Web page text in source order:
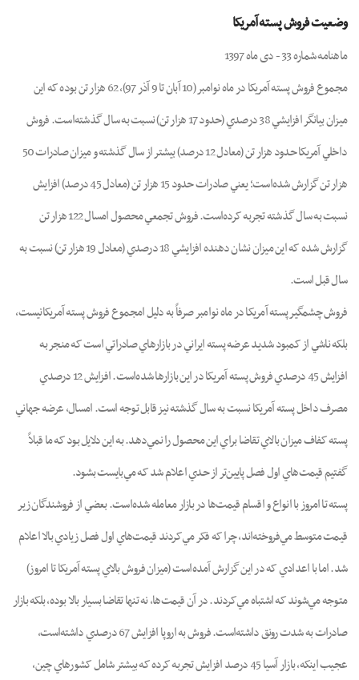
وضعيت فروش پسته آمريکا
ماهنامه شماره 33 - دی ماه 1397
مجموع فروش پسته آمريکا در ماه نوامبر (10 آبان تا 9 آذر 97)، 62 هزار تن بوده که اين
ميزان بيانگر افزايشي 38 درصدي (حدود 17 هزار تن) نسبت به سال گذشته‌است. فروش
داخلي آمريکا حدود هزار تن (معادل 12 درصد) بيشتر از سال گذشته و ميزان صادرات 50
هزار تن گزارش شده‌است؛ يعني صادرات حدود 15 هزار تن (معادل 45 درصد) افزايش
نسبت به سال گذشته تجربه کرده‌است. فروش تجمعي محصول امسال 122 هزار تن
گزارش شده که اين ميزان نشان دهنده افزايشي 18 درصدي (معادل 19 هزار تن) نسبت به
سال قبل است.
فروش چشمگير پسته آمريکا در ماه نوامبر صرفاً به دليل امجموع فروش پسته آمريکانيست،
بلکه ناشي از کمبود شديد عرضه پسته ايراني در بازارهاي صادراتي است که منجر به
افزايش 45 درصدي فروش پسته آمريکا در اين بازارها شده‌است. افزايش 12 درصدي
مصرف داخل پسته آمريکا نسبت به سال گذشته نيز قابل توجه است. امسال، عرضه جهاني
پسته کفاف ميزان بالاي تقاضا براي اين محصول را نمي‌دهد. به اين دلايل بود که ما قبلاً
گفتيم قيمت‌هاي اول فصل پايين‌تر از حدي اعلام شد که مي‌بايست بشود.
پسته تا امروز با انواع و اقسام قيمت‌ها در بازار معامله شده‌است. بعضي از فروشندگان زير
قيمت متوسط مي‌فروخته‌اند، چرا که فکر مي‌کردند قيمت‌هاي اول فصل زيادي بالا اعلام
شد. اما با اعدادي که در اين گزارش آمده‌است (ميزان فروش بالاي پسته آمريکا تا امروز)
متوجه مي‌شوند که اشتباه مي‌کردند. در آن قيمت‌ها، نه تنها تقاضا بسيار بالا بوده، بلکه بازار
صادرات به شدت رونق داشته‌است. فروش به اروپا افزايش 67 درصدي داشته‌است،
عجيب اينکه، بازار آسيا 45 درصد افزايش تجربه کرده که بيشتر شامل کشورهاي چين،